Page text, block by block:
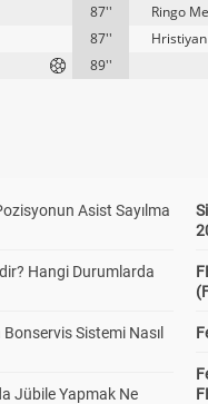
87''
Ringo
87''
89''
Asist Sayılma
Hangi Durumlarda
Sistemi Nasıl
Jübile Yapmak Ne